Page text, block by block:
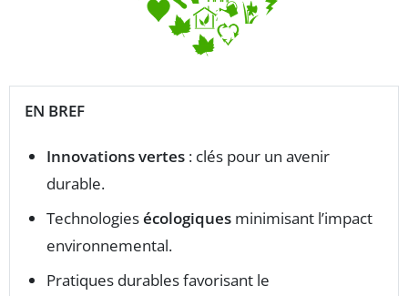
EN BREF
Innovations vertes : clés pour un avenir
durable.
Technologiesécologiques minimisant l’impact
environnemental.
Pratiques durables favorisant le